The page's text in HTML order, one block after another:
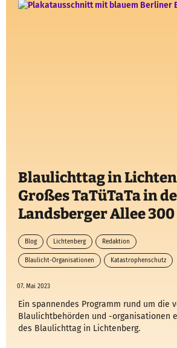
Blaulichttag in
Großes TaTüTaTa in
Landsberger Allee 300
Blog Lichtenberg Redaktion
Blaulicht-Organisationen Katastrophenschutz
07. Mai 2023
Ein spannendes Programm rund um die
Blaulichtbehörden und -organisationen
des Blaulichttag in Lichtenberg.